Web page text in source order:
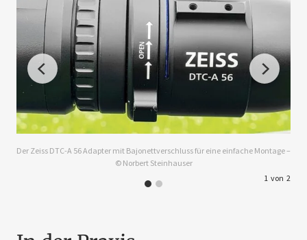
Der Zeiss DTC-A 56 Adapter mit Bajonettverschluss für eine einfache Montage –
© Norbert Steinhauser
1 von 2